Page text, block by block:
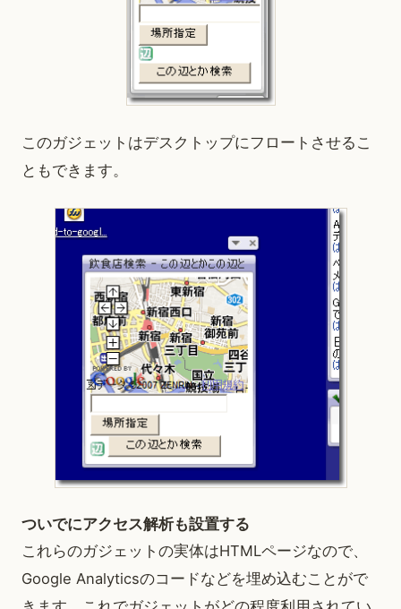
このガジェットはデスクトップにフロートさせるこ
ともできます。
ついでにアクセス解析も設置する
これらのガジェットの実体はHTMLページなので、
Google Analyticsのコードなどを埋め込むことがで